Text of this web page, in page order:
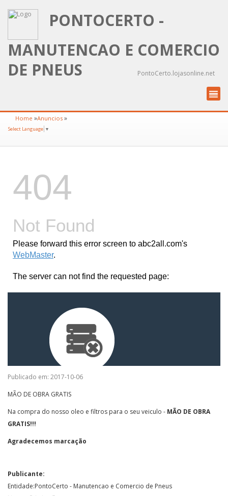
PONTOCERTO -
MANUTENCAO E COMERCIO
DE PNEUS
PontoCerto.lojasonline.net
Home »Anuncios »
Select Language ▼
Publicado em: 2017-10-06
MÃO DE OBRA GRATIS
Na compra do nosso oleo e filtros para o seu veiculo - MÃO DE OBRA
GRATIS!!!
Agradecemos marcação
Publicante:
Entidade:PontoCerto - Manutencao e Comercio de Pneus